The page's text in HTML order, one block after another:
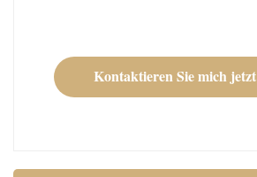
Kontaktieren Sie mich jetzt